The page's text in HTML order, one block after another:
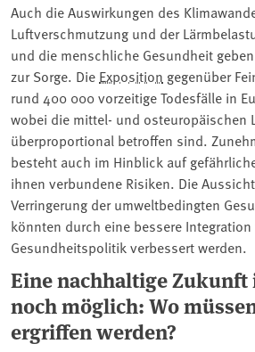
Auch die Auswirkungen des
Luftverschmutzung und der
und die menschliche Gesundheit
zur Sorge. Die Exposition gegenüber
rund 400 000 vorzeitige Todesfälle in
wobei die mittel- und osteuropäischen
überproportional betroffen sind.
besteht auch im Hinblick auf
ihnen verbundene Risiken. Die
Verringerung der umweltbedingten
könnten durch eine bessere
Gesundheitspolitik verbessert werden.
Eine nachhaltige
noch möglich: Wo
ergriffen werden?